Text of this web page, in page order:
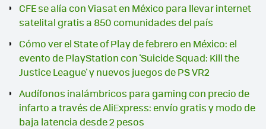
CFE se alía con Viasat en México para llevar internet
satelital gratis a 850 comunidades del país
Cómo ver el State of Play de febrero en México: el
evento de PlayStation con 'Suicide Squad: Kill the
Justice League' y nuevos juegos de PS VR2
Audífonos inalámbricos para gaming con precio de
infarto a través de AliExpress: envío gratis y modo de
baja latencia desde 2 pesos